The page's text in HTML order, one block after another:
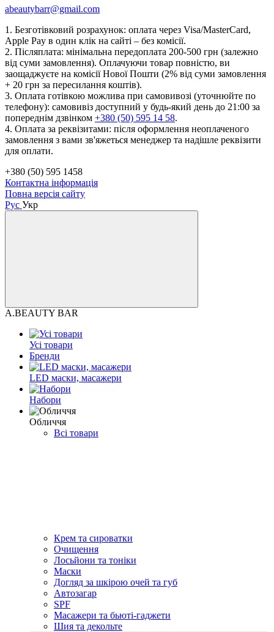
abeautybarr@gmail.com
1. Безготівковий розрахунок: оплата через Visa/MasterCard,
Apple Pay в один клік на сайті – без комісії.
2. Післяплата: мінімальна передоплата 200-500 грн (залежно
від суми замовлення). Оплачуючи товар повністю, ви
заощаджуєте на комісії Нової Пошти (2% від суми замовлення
+ 20 грн за пересилання коштів).
3. Оплата готівкою можлива при самовивозі (уточнюйте по
телефону): самовивіз доступний у будь-який день до 21:00 за
попереднім дзвінком +380 (50) 595 14 58.
4. Оплата за реквізитами: після оформлення неоплаченого
замовлення з вами зв'яжеться менеджер та надішле реквізити
для оплати.
+380 (50) 595 1458
Контактна інформація
Повна версія сайту
Рус Укр
A.BEAUTY BAR
Усі товари
Бренди
LED маски, масажери
Набори
Обличчя
Всі товари
Крем та сироватки
Очищення
Лосьйони та тоніки
Маски
Догляд за шкірою очей та губ
Автозагар
SPF
Масажери та бьюті-гаджети
Шия та декольте